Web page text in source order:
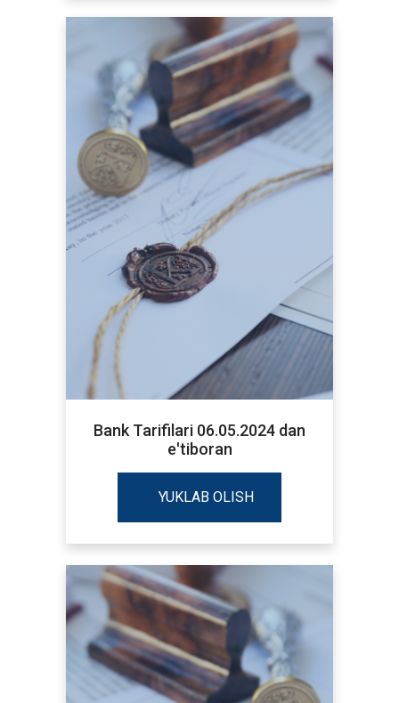
Bank Tarifilari 06.05.2024 dan
e'tiboran
YUKLAB OLISH